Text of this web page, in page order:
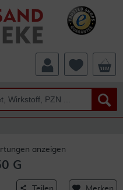
anzeigen
G